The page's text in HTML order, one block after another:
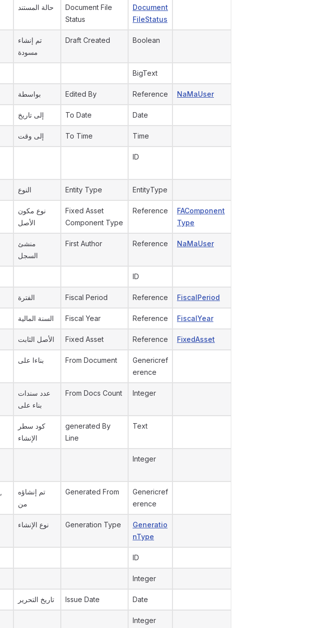
حالة المستند
Document File
Status
Document
FileStatus
تم إنشاء
مسودة
Draft Created Boolean
BigText
بواسطة Edited By Reference NaMaUser
إلى تاريخ To Date Date
إلى وقت To Time Time
ID
النوع Entity Type EntityType
نوع مكون
الأصل
Fixed Asset
Component Type
Reference
FAComponent
Type
منشئ
السجل
First Author Reference NaMaUser
ID
الفترة Fiscal Period Reference FiscalPeriod
السنة المالية Fiscal Year Reference FiscalYear
الأصل الثابت Fixed Asset Reference FixedAsset
بناءا على From Document
Genericref
erence
عدد سندات
بناء على
From Docs Count Integer
كود سطر
الإنشاء
generated By
Line
Text
Integer
تم إنشاؤه
من
Generated From
Genericref
erence
نوع الإنشاء Generation Type
Generatio
nType
ID
Integer
تاريخ التحرير Issue Date Date
Integer